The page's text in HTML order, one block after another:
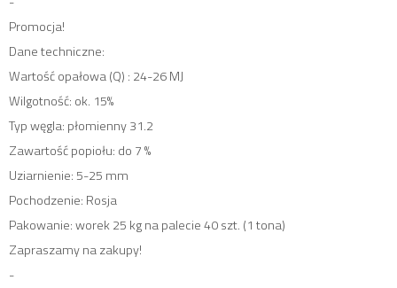
Promocja!
Dane techniczne:
Wartość opałowa (Q) : 24-26 MJ
Wilgotność: ok. 15%
Typ węgla: płomienny 31.2
Zawartość popiołu: do 7 %
Uziarnienie: 5-25 mm
Pochodzenie: Rosja
Pakowanie: worek 25 kg na palecie 40 szt. (1 tona)
Zapraszamy na zakupy!
-